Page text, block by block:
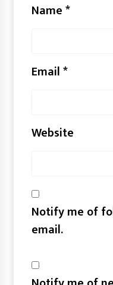
Name*
Email*
Website
Notify me of
email.